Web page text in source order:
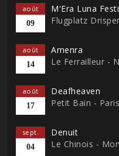
août
09
M'Era Luna
Flugplatz
août
14
Amenra
Le Ferrailleur -
août
17
Deafheaven
Petit Bain -
sept.
04
Denuit
Le Chinois -